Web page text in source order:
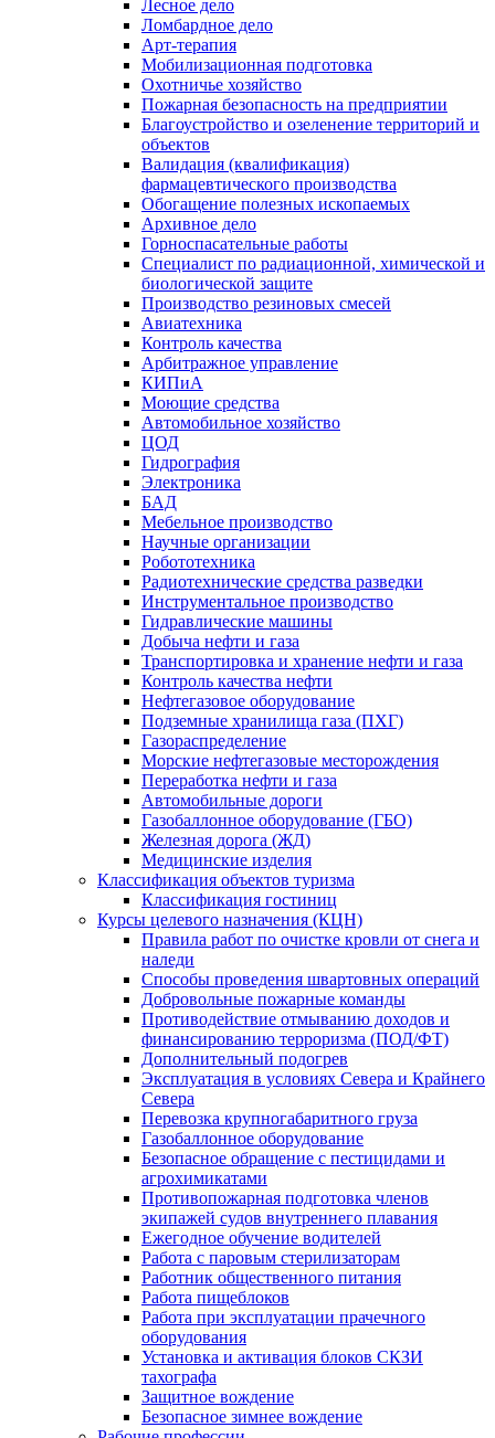
Лесное дело
Ломбардное дело
Арт-терапия
Мобилизационная подготовка
Охотничье хозяйство
Пожарная безопасность на предприятии
Благоустройство и озеленение территорий и
объектов
Валидация (квалификация)
фармацевтического производства
Обогащение полезных ископаемых
Архивное дело
Горноспасательные работы
Специалист по радиационной, химической и
биологической защите
Производство резиновых смесей
Авиатехника
Контроль качества
Арбитражное управление
КИПиА
Моющие средства
Автомобильное хозяйство
ЦОД
Гидрография
Электроника
БАД
Мебельное производство
Научные организации
Робототехника
Радиотехнические средства разведки
Инструментальное производство
Гидравлические машины
Добыча нефти и газа
Транспортировка и хранение нефти и газа
Контроль качества нефти
Нефтегазовое оборудование
Подземные хранилища газа (ПХГ)
Газораспределение
Морские нефтегазовые месторождения
Переработка нефти и газа
Автомобильные дороги
Газобаллонное оборудование (ГБО)
Железная дорога (ЖД)
Медицинские изделия
Классификация объектов туризма
Классификация гостиниц
Курсы целевого назначения (КЦН)
Правила работ по очистке кровли от снега и
наледи
Способы проведения швартовных операций
Добровольные пожарные команды
Противодействие отмыванию доходов и
финансированию терроризма (ПОД/ФТ)
Дополнительный подогрев
Эксплуатация в условиях Севера и Крайнего
Севера
Перевозка крупногабаритного груза
Газобаллонное оборудование
Безопасное обращение с пестицидами и
агрохимикатами
Противопожарная подготовка членов
экипажей судов внутреннего плавания
Ежегодное обучение водителей
Работа с паровым стерилизаторам
Работник общественного питания
Работа пищеблоков
Работа при эксплуатации прачечного
оборудования
Установка и активация блоков СКЗИ
тахографа
Защитное вождение
Безопасное зимнее вождение